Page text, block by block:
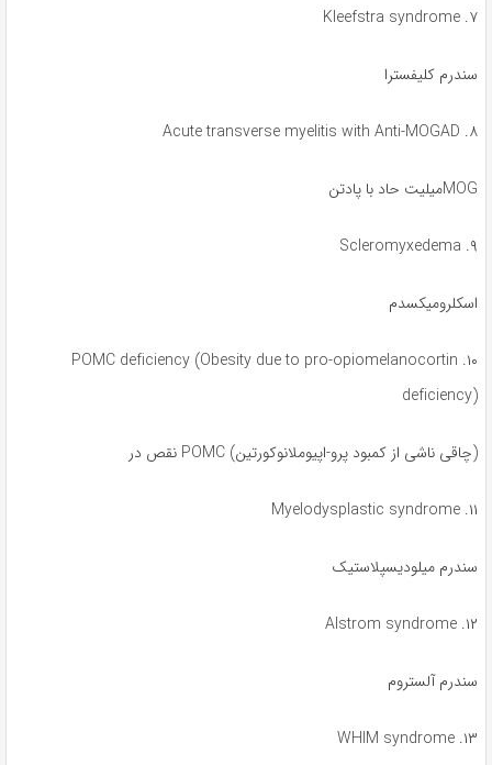
۷. Kleefstra syndrome
سندرم کلیفسترا
۸. Acute transverse myelitis with Anti-MOGAD
MOGمیلیت حاد با پادتن
۹. Scleromyxedema
اسکلرومیکسدم
۱۰. POMC deficiency (Obesity due to pro-opiomelanocortin
deficiency)
(چاقی ناشی از کمبود پرو-اپیوملانوکورتین) POMC نقص در
۱۱. Myelodysplastic syndrome
سندرم میلودیسپلاستیک
۱۲. Alstrom syndrome
سندرم آلستروم
۱۳. WHIM syndrome